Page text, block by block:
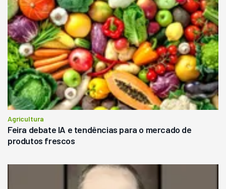
Agricultura
Feira debate IA e tendências para o mercado de
produtos frescos